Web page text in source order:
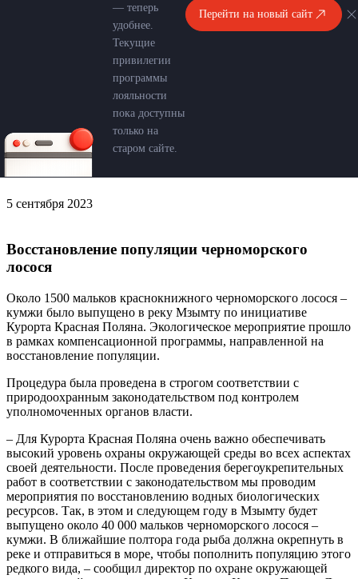
— теперь
удобнее.
Текущие
привилегии
программы
лояльности
пока доступны
только на
старом сайте.
Перейти на новый сайт
5 сентября 2023
Восстановление популяции черноморского
лосося
Около 1500 мальков краснокнижного черноморского лосося –
кумжи было выпущено в реку Мзымту по инициативе
Курорта Красная Поляна. Экологическое мероприятие прошло
в рамках компенсационной программы, направленной на
восстановление популяции.
Процедура была проведена в строгом соответствии с
природоохранным законодательством под контролем
уполномоченных органов власти.
– Для Курорта Красная Поляна очень важно обеспечивать
высокий уровень охраны окружающей среды во всех аспектах
своей деятельности. После проведения берегоукрепительных
работ в соответствии с законодательством мы проводим
мероприятия по восстановлению водных биологических
ресурсов. Так, в этом и следующем году в Мзымту будет
выпущено около 40 000 мальков черноморского лосося –
кумжи. В ближайшие полтора года рыба должна окрепнуть в
реке и отправиться в море, чтобы пополнить популяцию этого
редкого вида, – сообщил директор по охране окружающей